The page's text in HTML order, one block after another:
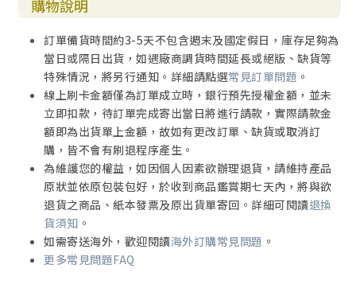
一再復現的問題
人與自己：人的本質
人與鄰舍
人與受造體系的關係
人與時間
10 落在罪中的人類
人類的墜落
罪的性質與範圍
罪的影響
其他問題
近來的一些論題
總結
11 恩典中的人類
「神——人」耶穌基督
購物說明
訂單備貨時間約3-5天不包含週末及國定假日，庫存足夠為
當日或隔日出貨，如遇廠商調貨時間延長或絕版、缺貨等
特殊情況，將另行通知。詳細請點選常見訂單問題 。
線上刷卡金額僅為訂單成立時，銀行預先授權金額，並未
立即扣款，待訂單完成寄出當日將進行請款，實際請款金
額即為出貨單上金額，故如有更改訂單、缺貨或取消訂
購，皆不會有刷退程序產生。
為維護您的權益，如因個人因素欲辦理退貨，請維持產品
原狀並依原包裝包好，於收到商品鑑賞期七天內，將與欲
退貨之商品、紙本發票及原出貨單寄回。詳細可閱讀退換
貨須知 。
如需寄送海外，歡迎閱讀海外訂購常見問題 。
更多常見問題FAQ